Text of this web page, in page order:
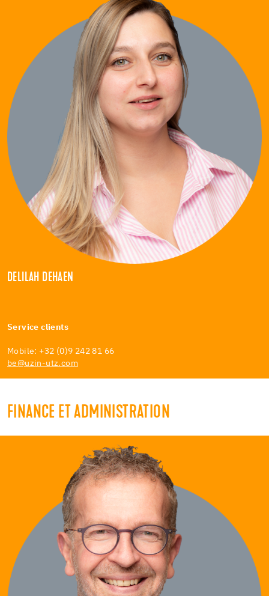
DELILAH DEHAEN
Service clients
Mobile: +32 (0)9 242 81 66
be@uzin-utz.com
FINANCE ET ADMINISTRATION